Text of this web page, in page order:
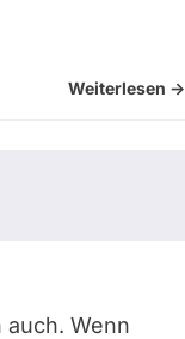
Weiterlesen ->
Wenn